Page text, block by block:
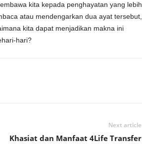
kita kepada penghayatan yang lebih
atau mendengarkan dua ayat tersebut,
kita dapat menjadikan makna ini
hari?
Next article
Khasiat dan Manfaat 4Life Transfer